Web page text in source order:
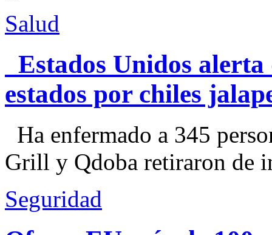
Salud
Estados Unidos alerta
estados por chiles
Ha enfermado a 345
Grill y Qdoba retiraron de
Seguridad